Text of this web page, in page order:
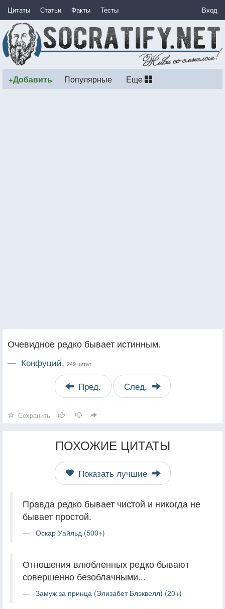
Цитаты Статьи Факты Тесты Вход
+Добавить Популярные Еще
Очевидное редко бывает истинным.
— Конфуций, 249 цитат
Пред. След.
Сохранить
ПОХОЖИЕ ЦИТАТЫ
Показать лучшие
Правда редко бывает чистой и никогда не
бывает простой.
Оскар Уайльд (500+)
Отношения влюбленных редко бывают
совершенно безоблачными...
Замуж за принца (Элизабет Блэквелл) (20+)